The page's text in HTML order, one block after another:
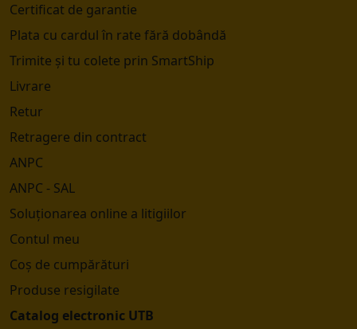
Certificat de garantie
Plata cu cardul în rate fără dobândă
Trimite și tu colete prin SmartShip
Livrare
Retur
Retragere din contract
ANPC
ANPC - SAL
Soluționarea online a litigiilor
Contul meu
Coș de cumpărături
Produse resigilate
Catalog electronic UTB